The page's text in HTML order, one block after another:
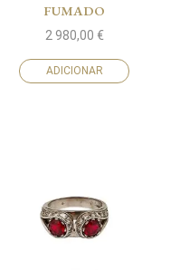
FUMADO
2 980,00 €
ADICIONAR